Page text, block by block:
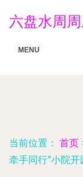
六盘水周
MENU
当前位置： 首页
牵手同行”小院